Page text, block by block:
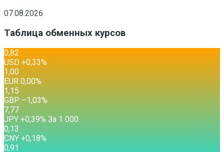
07.08.2026
Таблица обменных курсов
0,82
USD +0,33%
1,00
EUR 0,00%
1,15
GBP –1,03%
7,77
JPY +0,39% За 1 000
0,13
CNY +0,18%
0,91